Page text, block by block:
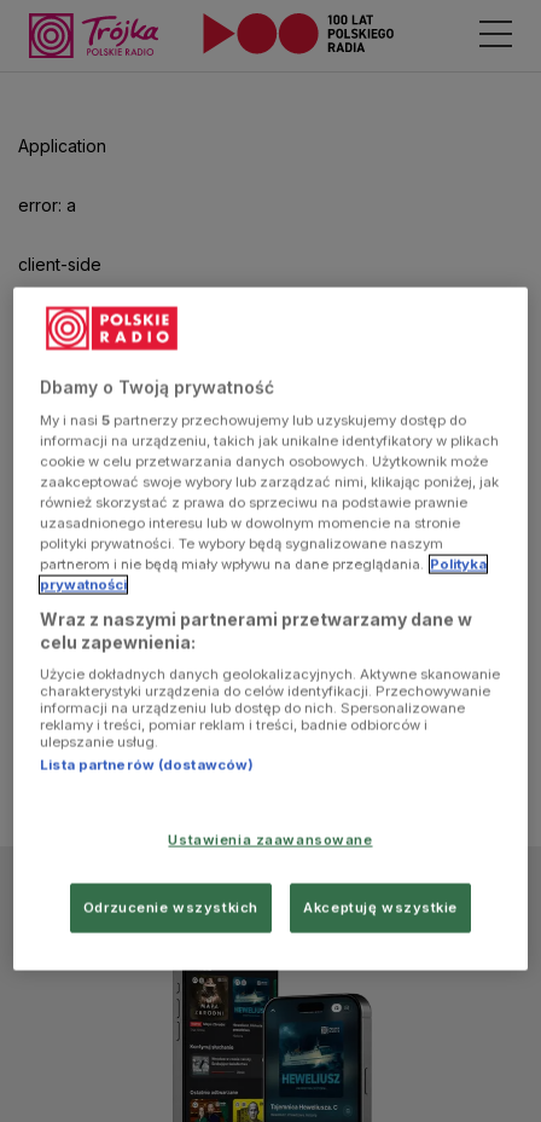
Application
error: a
client-side
exception
has
occurred
(see the
browser
console for
more
information)
Dbamy o Twoją prywatność
My i nasi5 partnerzy przechowujemy lub uzyskujemy dostęp do
informacji na urządzeniu, takich jak unikalne identyfikatory w plikach
cookie w celu przetwarzania danych osobowych. Użytkownik może
zaakceptować swoje wybory lub zarządzać nimi, klikając poniżej, jak
również skorzystać z prawa do sprzeciwu na podstawie prawnie
uzasadnionego interesu lub w dowolnym momencie na stronie
polityki prywatności. Te wybory będą sygnalizowane naszym
partnerom i nie będą miały wpływu na dane przeglądania. Polityka
prywatności
Wraz z naszymi partnerami przetwarzamy dane w
celu zapewnienia:
Użycie dokładnych danych geolokalizacyjnych. Aktywne skanowanie
charakterystyki urządzenia do celów identyfikacji. Przechowywanie
informacji na urządzeniu lub dostęp do nich. Spersonalizowane
reklamy i treści, pomiar reklam i treści, badnie odbiorców i
ulepszanie usług.
Lista partnerów (dostawców)
Ustawienia zaawansowane
Odrzucenie wszystkich Akceptuję wszystkie